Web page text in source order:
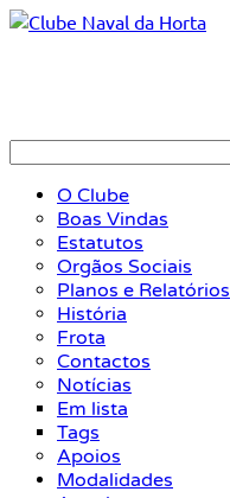
O Clube
Boas Vindas
Estatutos
Orgãos Sociais
Planos e Relatórios
História
Frota
Contactos
Notícias
Em lista
Tags
Apoios
Modalidades